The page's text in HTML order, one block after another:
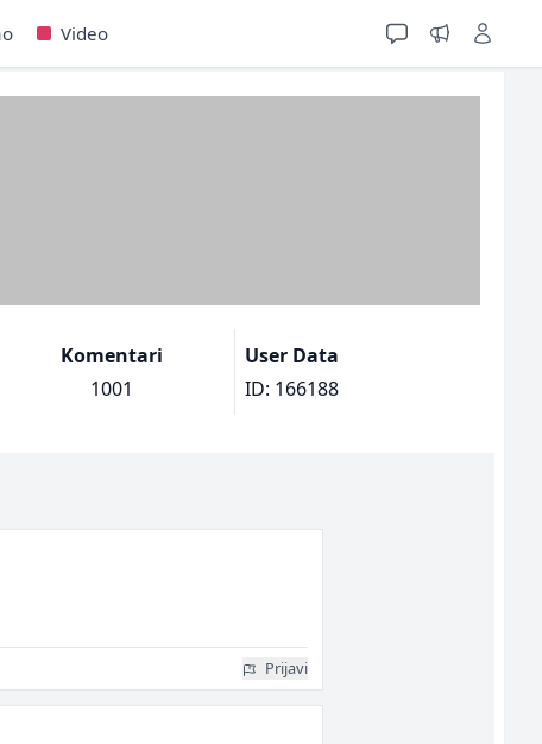
Video
Komentari
1001
User Data
ID: 166188
Prijavi